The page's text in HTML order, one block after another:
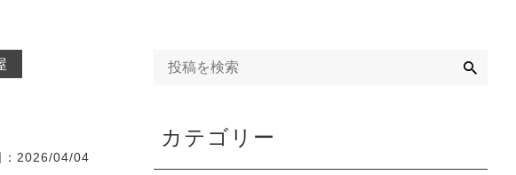
：2026/04/04
カテゴリー